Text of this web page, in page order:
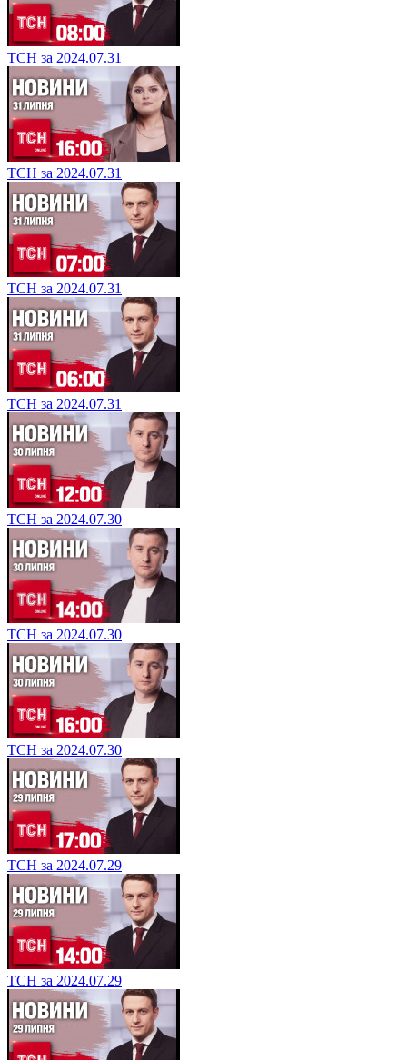
ТСН за 2024.07.31
ТСН за 2024.07.31
ТСН за 2024.07.31
ТСН за 2024.07.31
ТСН за 2024.07.30
ТСН за 2024.07.30
ТСН за 2024.07.30
ТСН за 2024.07.29
ТСН за 2024.07.29